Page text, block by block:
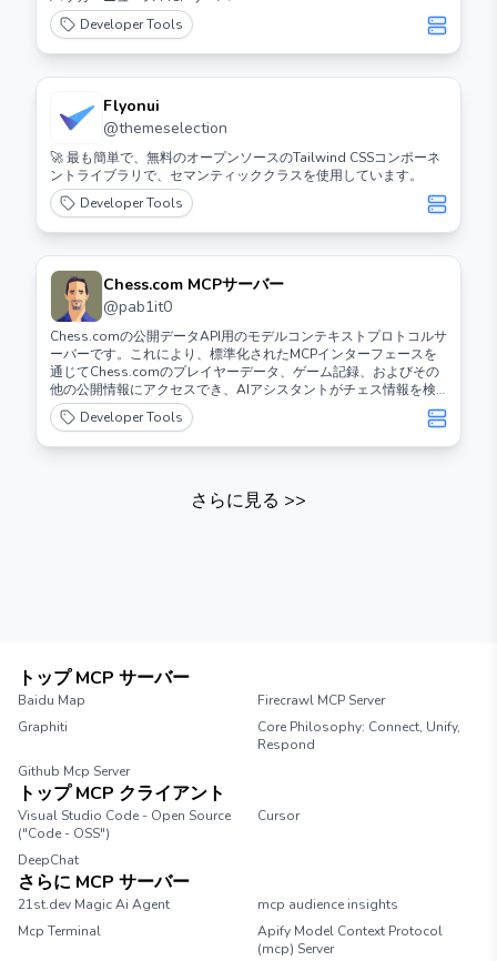
Developer Tools
Flyonui
@themeselection
🚀 最も簡単で、無料のオープンソースのTailwind CSSコンポーネ
ントライブラリで、セマンティッククラスを使用しています。
Developer Tools
Chess.com MCPサーバー
@pab1it0
Chess.comの公開データAPI用のモデルコンテキストプロトコルサ
ーバーです。これにより、標準化されたMCPインターフェースを
通じてChess.comのプレイヤーデータ、ゲーム記録、およびその
他の公開情報にアクセスでき、AIアシスタントがチェス情報を検
索および分析することが可能になります。
Developer Tools
さらに見る >>
トップ MCP サーバー
Baidu Map
Firecrawl MCP Server
Graphiti
Core Philosophy: Connect, Unify,
Respond
Github Mcp Server
トップ MCP クライアント
Visual Studio Code - Open Source
("Code - OSS")
Cursor
DeepChat
さらに MCP サーバー
21st.dev Magic Ai Agent
mcp audience insights
Mcp Terminal
Apify Model Context Protocol
(mcp) Server